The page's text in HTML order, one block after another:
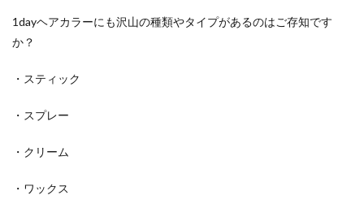
1dayヘアカラーにも沢山の種類やタイプがあるのはご存知です
か？
・スティック
・スプレー
・クリーム
・ワックス